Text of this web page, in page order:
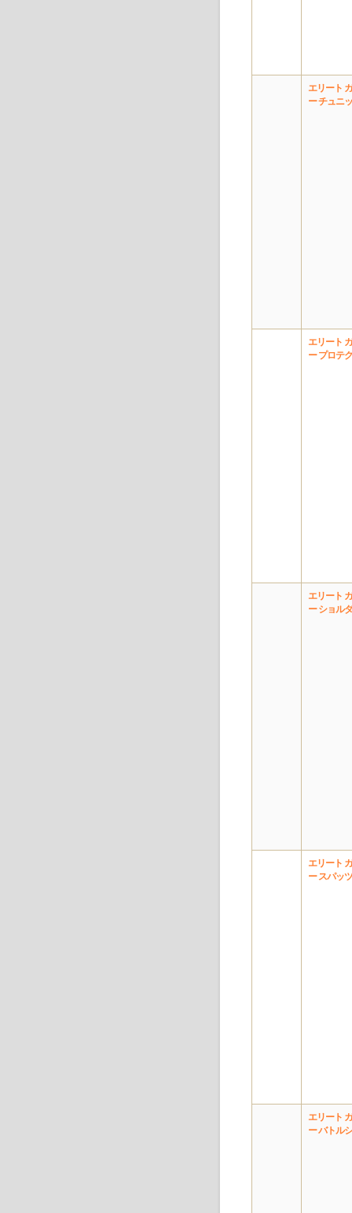
エリート
ー チュニ
エリート
ー プロテ
エリート
ー ショル
エリート
ー スパッツ
エリート
ー バトル